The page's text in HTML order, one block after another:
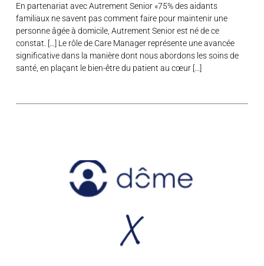
En partenariat avec Autrement Senior «75% des aidants
familiaux ne savent pas comment faire pour maintenir une
personne âgée à domicile, Autrement Senior est né de ce
constat. […] Le rôle de Care Manager représente une avancée
significative dans la manière dont nous abordons les soins de
santé, en plaçant le bien-être du patient au cœur […]